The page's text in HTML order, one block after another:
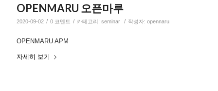
OPENMARU 오픈마루
2020-09-02 / 0 코멘트 / 카테고리: seminar / 작성자: opennaru
OPENMARU APM
자세히 보기